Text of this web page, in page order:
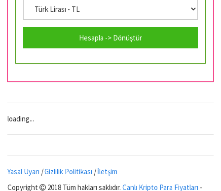
Hesapla -> Dönüştür
loading...
Yasal Uyarı |Gizlilik Politikası |İletşim
Copyright
2018 Tüm hakları saklıdır. Canlı Kripto Para Fiyatları -